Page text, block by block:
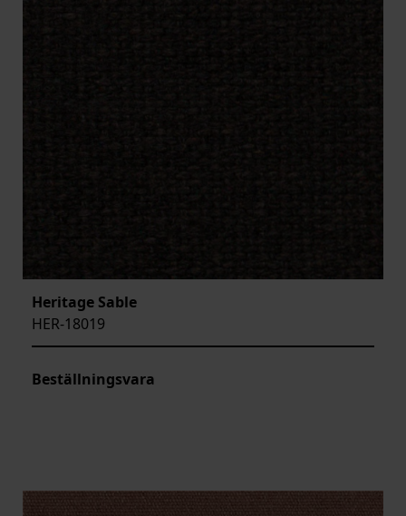
Heritage Sable
HER-18019
Beställningsvara